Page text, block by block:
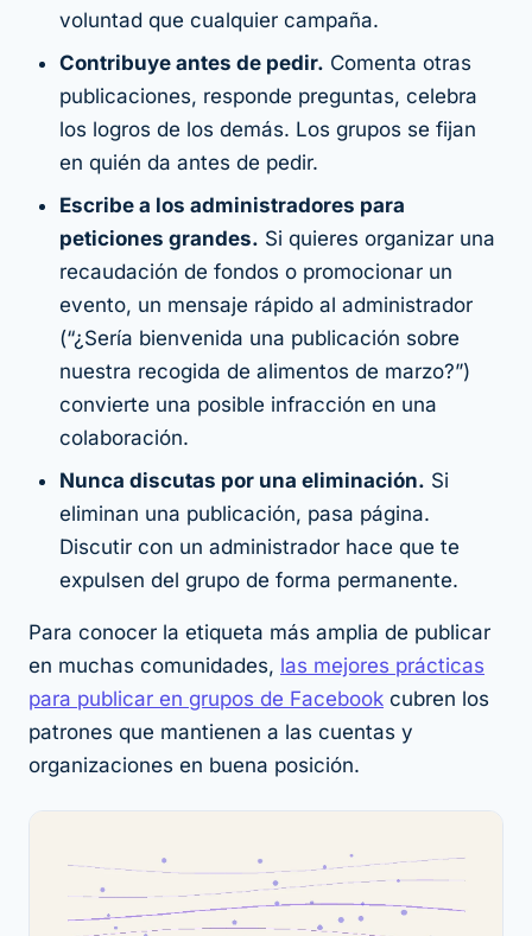
voluntad que cualquier campaña.
Contribuye antes de pedir. Comenta otras
publicaciones, responde preguntas, celebra
los logros de los demás. Los grupos se fijan
en quién da antes de pedir.
Escribe a los administradores para
peticiones grandes. Si quieres organizar una
recaudación de fondos o promocionar un
evento, un mensaje rápido al administrador
(“¿Sería bienvenida una publicación sobre
nuestra recogida de alimentos de marzo?”)
convierte una posible infracción en una
colaboración.
Nunca discutas por una eliminación. Si
eliminan una publicación, pasa página.
Discutir con un administrador hace que te
expulsen del grupo de forma permanente.
Para conocer la etiqueta más amplia de publicar
en muchas comunidades, las mejores prácticas
para publicar en grupos de Facebook cubren los
patrones que mantienen a las cuentas y
organizaciones en buena posición.